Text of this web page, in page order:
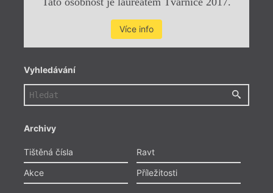
Více info
Vyhledávání
Archivy
Tištěná čísla
Ravt
Akce
Příležitosti